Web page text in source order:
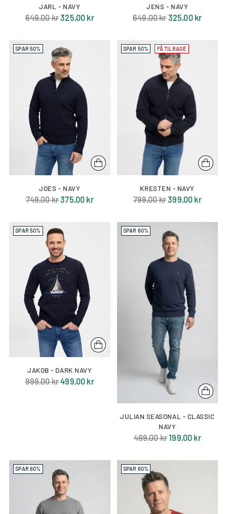
JARL - NAVY
Normal
649,00 kr325,00 kr
JENS - NAVY
Normal
649,00 kr325,00 kr
SPAR 50%
JOES - NAVY
Normal
749,00 kr375,00 kr
SPAR 50% FÅ TILBAGE
KRESTEN - NAVY
Normal
799,00 kr399,00 kr
SPAR 50%
JAKOB - DARK NAVY
Normal
999,00 kr499,00 kr
SPAR 60%
JULIAN SEASONAL - CLASSIC
NAVY
Normal
499,00 kr199,00 kr
SPAR 60% SPAR 60%